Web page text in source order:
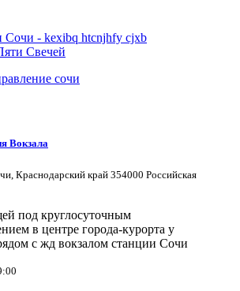
Вокзала
Краснодарский край 354000 Российская
под круглосуточным
в центре города-курорта у
с жд вокзалом станции Сочи